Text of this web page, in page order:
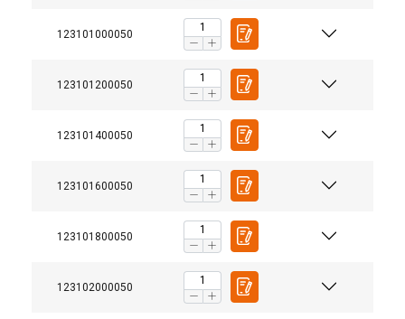
123101000050
123101200050
123101400050
123101600050
123101800050
123102000050